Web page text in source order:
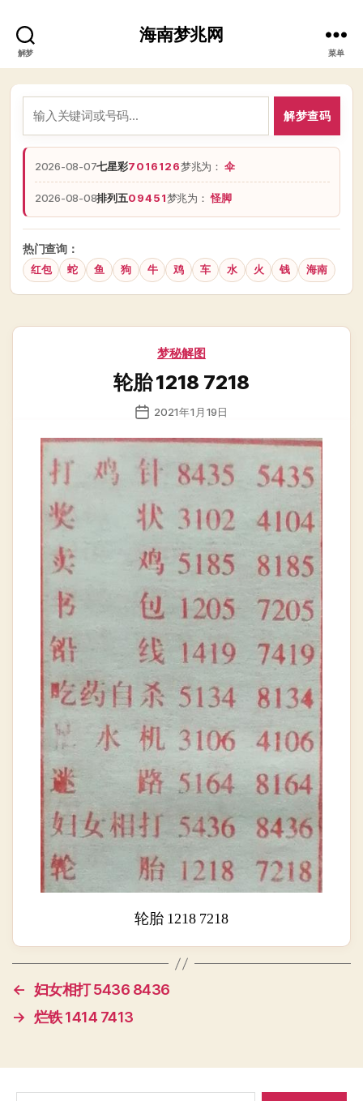
解梦
海南梦兆网
菜单
解梦查码
2026-08-07七星彩7016126梦兆为：伞
2026-08-08排列五09451梦兆为：怪脚
热门查询：
红包 蛇 鱼 狗 牛 鸡 车 水 火 钱 海南
分
梦秘解图
轮胎 1218 7218
发
日
期
2021年1月19日
轮胎 1218 7218
← 妇女相打 5436 8436
→ 烂铁 1414 7413